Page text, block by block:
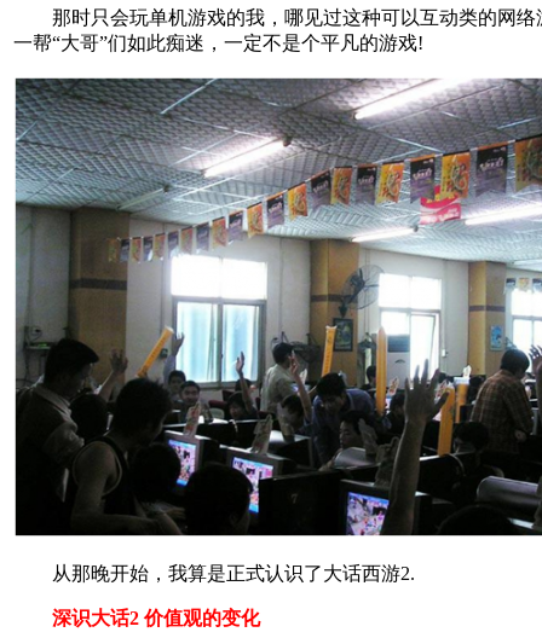
那时只会玩单机游戏的我，哪见过这种可以互动类的网络
一帮“大哥”们如此痴迷，一定不是个平凡的游戏!
从那晚开始，我算是正式认识了大话西游2.
深识大话2 价值观的变化